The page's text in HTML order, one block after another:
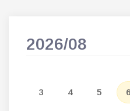
2026/08
3 4 5 6